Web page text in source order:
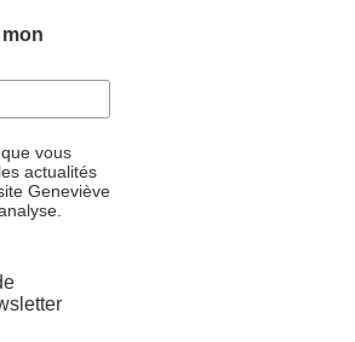
vous
actualités
Geneviève